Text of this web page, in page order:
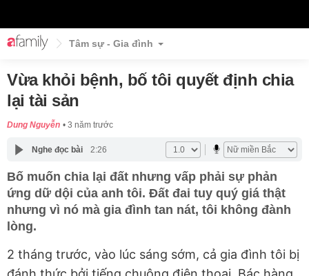
Tâm sự - Gia đình
Vừa khỏi bệnh, bố tôi quyết định chia
lại tài sản
Dung Nguyễn 3 năm trước
Nghe đọc bài 2:26
Bố muốn chia lại đất nhưng vấp phải sự phản
ứng dữ dội của anh tôi. Đất đai tuy quý giá thật
nhưng vì nó mà gia đình tan nát, tôi không đành
lòng.
2 tháng trước, vào lúc sáng sớm, cả gia đình tôi bị